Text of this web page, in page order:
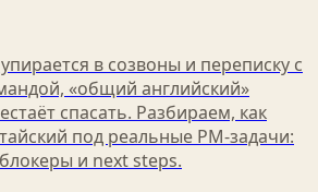
в созвоны и переписку с
«общий английский»
спасать. Разбираем, как
под реальные PM-задачи:
и next steps.